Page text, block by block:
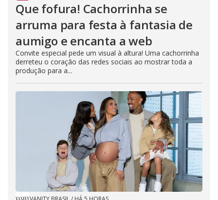
Que fofura! Cachorrinha se
arruma para festa à fantasia de
aumigo e encanta a web
Convite especial pede um visual à altura! Uma cachorrinha
derreteu o coração das redes sociais ao mostrar toda a
produção para a...